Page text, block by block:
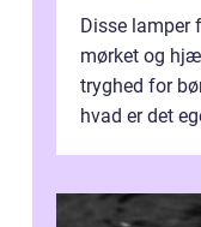
Disse lamper
mørket og
tryghed for
hvad er det